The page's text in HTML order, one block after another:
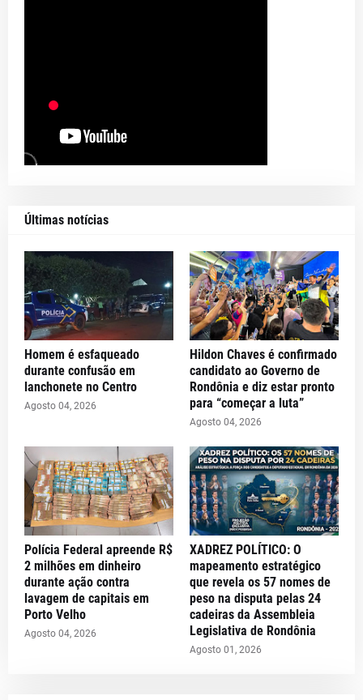
Últimas notícias
Homem é esfaqueado
durante confusão em
lanchonete no Centro
Agosto 04, 2026
Hildon Chaves é confirmado
candidato ao Governo de
Rondônia e diz estar pronto
para “começar a luta”
Agosto 04, 2026
Polícia Federal apreende R$
2 milhões em dinheiro
durante ação contra
lavagem de capitais em
Porto Velho
Agosto 04, 2026
XADREZ POLÍTICO: O
mapeamento estratégico
que revela os 57 nomes de
peso na disputa pelas 24
cadeiras da Assembleia
Legislativa de Rondônia
Agosto 01, 2026